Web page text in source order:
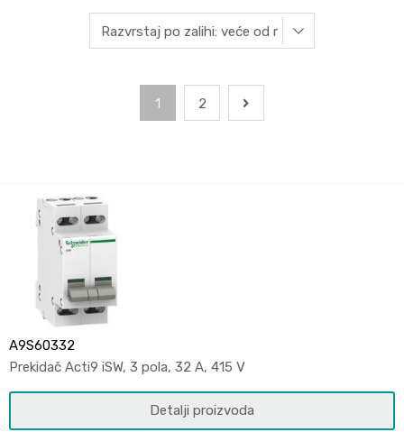
1 2
A9S60332
Prekidač Acti9 iSW, 3 pola, 32 A, 415 V
Detalji proizvoda